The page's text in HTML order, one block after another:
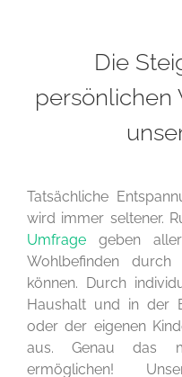
Die
persönlichen
Tatsächliche
wird immer seltener.
Umfrage geben
Wohlbefinden durch
können. Durch
Haushalt und in der
oder der eigenen
aus. Genau das
ermöglichen!